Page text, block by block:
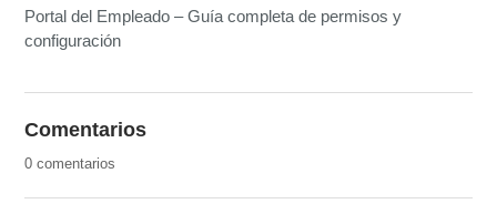
Portal del Empleado – Guía completa de permisos y
configuración
Comentarios
0 comentarios